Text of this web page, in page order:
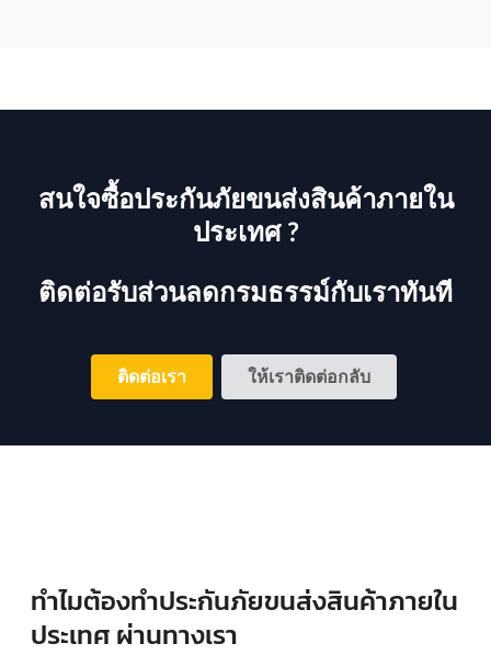
สนใจซื้อประกันภัยขนส่งสินค้าภายใน
ประเทศ ?
ติดต่อรับส่วนลดกรมธรรม์กับเราทันที
ติดต่อเรา ให้เราติดต่อกลับ
ทำไมต้องทำประกันภัยขนส่งสินค้าภายใน
ประเทศ ผ่านทางเรา